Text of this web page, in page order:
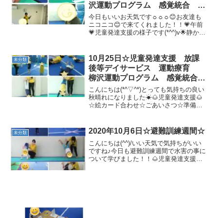
沢運動プログラム 感覚統合 自
閉症 発達障害 埼玉県 三郷
市 吉川市 八潮市 気になる
子
今日もいいお天気です☼☼☼😊お友達も
ニコニコ😊で来てくれました！！💗午前
💗児童発達支援の様子です(*^^)v🌟静かな
柔軟体操＆金魚体操🐟ゆらゆら ゆらゆ
ら・・・金魚...
未分類
10月25日☆児童発達支援 放課
後等デイサービス 運動療育
柳沢運動プログラム 感覚統合
自閉症スペクトラム ＡＤＨＤ
ＬＤ 発達障害 三郷市 吉川
市 八潮市
こんにちは(*^▽^*)とっても気持ちの良い
秋晴れになりました☀🌰児童発達支援🌰
☆絵カード合わせ☆ごあいさつ☆準備体
見て変身出来ています＼(^o^)／☆絵カー
ド「だれ...
未分類 2020年10月6日☆避難訓練週間☆
こんにちは(^^)/いい天気で気持ちがいい
ですね♪今日も避難訓練週間で水害の事に
ついて学びました！！🌰児童発達支援🌰